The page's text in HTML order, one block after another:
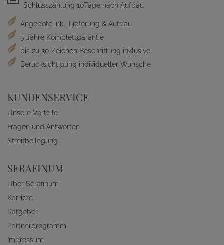
Schlusszahlung 10Tage nach Aufbau
Angebote inkl. Lieferung & Aufbau
5 Jahre Komplettgarantie
bis zu 30 Zeichen Beschriftung inklusive
Berücksichtigung individueller Wünsche
KUNDENSERVICE
Unsere Vorteile
Fragen und Antworten
Streitbeilegung
SERAFINUM
Über Serafinum
Karriere
Ratgeber
Partnerprogramm
Impressum